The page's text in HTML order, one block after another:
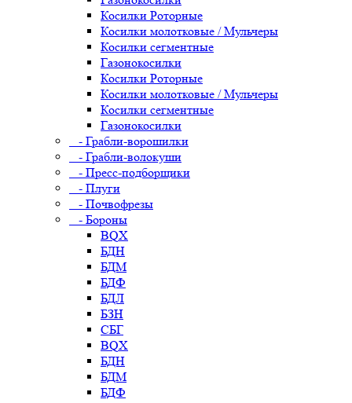
Косилки Роторные
Косилки молотковые / Мульчеры
Косилки сегментные
Газонокосилки
Косилки Роторные
Косилки молотковые / Мульчеры
Косилки сегментные
Газонокосилки
- Грабли-ворошилки
- Грабли-волокуши
- Пресс-подборщики
- Плуги
- Почвофрезы
- Бороны
BQX
БДН
БДМ
БДФ
БДЛ
БЗН
СБГ
BQX
БДН
БДМ
БДФ